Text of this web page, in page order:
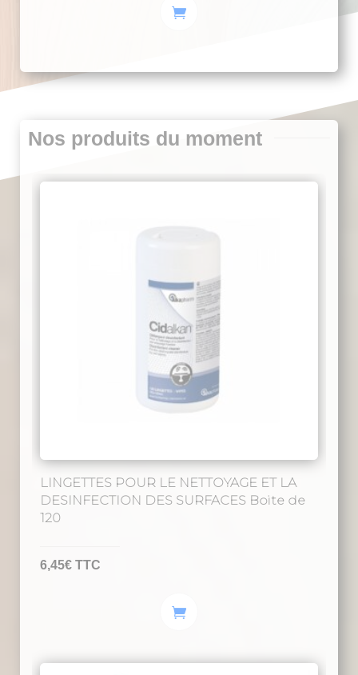
Nos produits du moment
LINGETTES POUR LE NETTOYAGE ET LA
DESINFECTION DES SURFACES Boite de
120
6,45€ TTC